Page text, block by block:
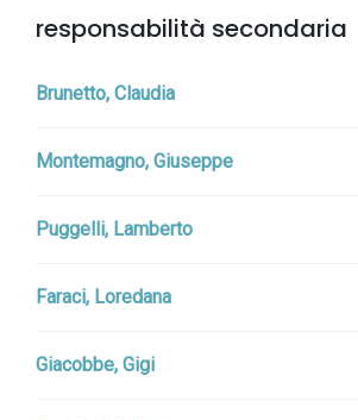
responsabilità secondaria
Brunetto, Claudia
Montemagno, Giuseppe
Puggelli, Lamberto
Faraci, Loredana
Giacobbe, Gigi